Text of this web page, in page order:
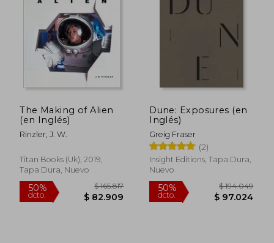
50%
dcto. $ 70.618
50%
dcto. $
The Making of Alien
(en Inglés)
Rinzler, J. W.
Titan Books (Uk), 2019,
Tapa Dura, Nuevo
Dune: Exposures (en
Inglés)
Greig Fraser
(2)
Insight Editions, Tapa Dura,
Nuevo